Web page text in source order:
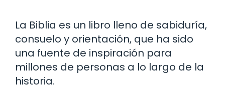
La Biblia es un libro lleno de sabiduría,
consuelo y orientación, que ha sido
una fuente de inspiración para
millones de personas a lo largo de la
historia.